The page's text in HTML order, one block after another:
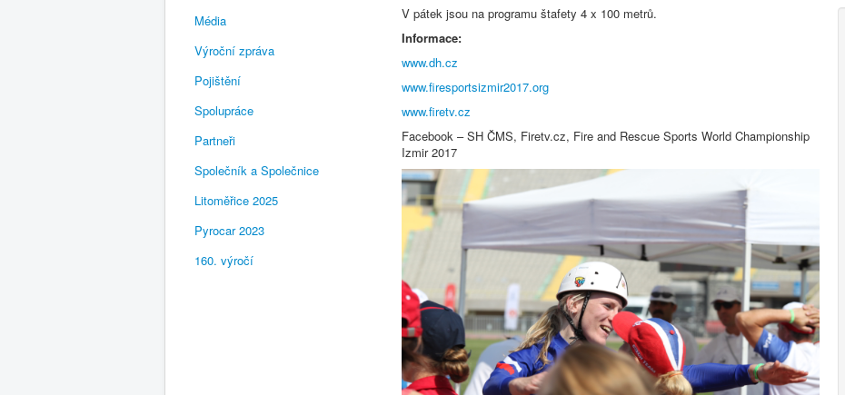
Média
Výroční zpráva
Pojištění
Spolupráce
Partneři
Společník a Společnice
Litoměřice 2025
Pyrocar 2023
160. výročí
V pátek jsou na programu štafety 4 x 100 metrů.
Informace:
www.dh.cz
www.firesportsizmir2017.org
www.firetv.cz
Facebook – SH ČMS, Firetv.cz, Fire and Rescue Sports World Championship
Izmir 2017